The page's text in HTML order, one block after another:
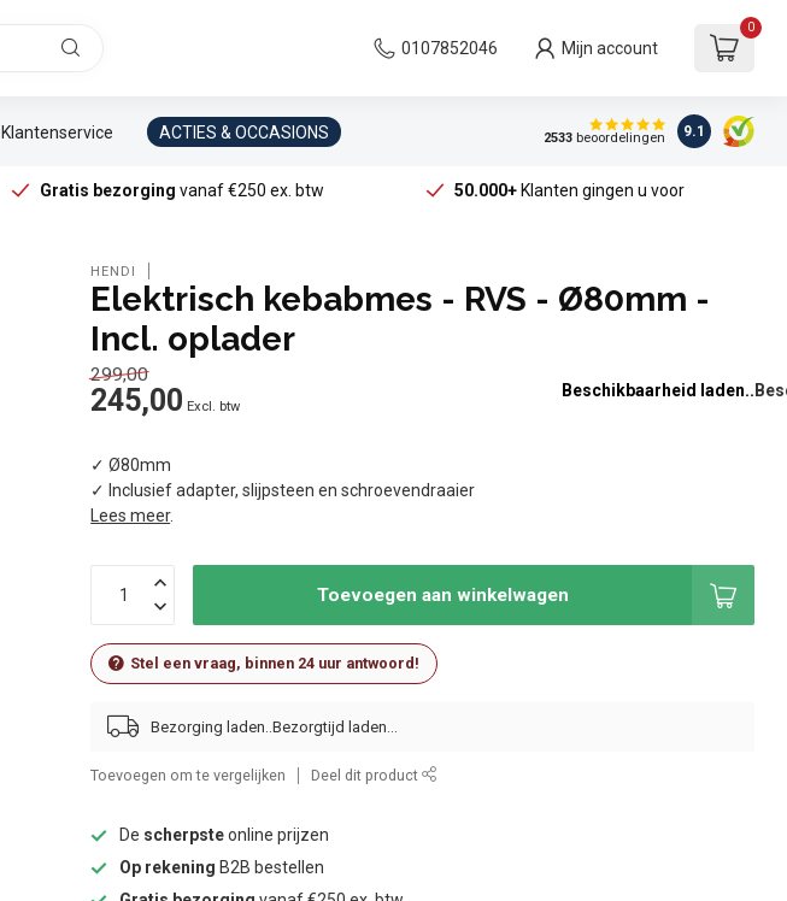
0107852046 Mijn account
0
Klantenservice ACTIES & OCCASIONS 2533beoordelingen 9.1
Gratis bezorging vanaf €250 ex. btw 50.000+Klanten gingen u voor
HENDI
Elektrisch kebabmes - RVS - Ø80mm -
Incl. oplader
299,00
245,00 Excl. btw
Beschikbaarheid laden..
✓ Ø80mm
✓ Inclusief adapter, slijpsteen en schroevendraaier
Lees meer.
Toevoegen aan winkelwagen
Stel een vraag, binnen 24 uur antwoord!
Bezorging laden..
Toevoegen om te vergelijken Deel dit product
De scherpsteonline prijzen
Op rekening B2B bestellen